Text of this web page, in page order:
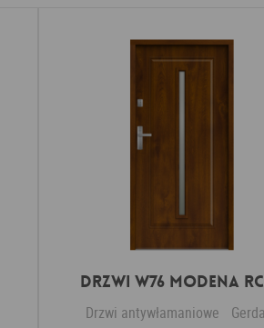
DRZWI W76 MODENA
Drzwi antywłamaniowe Gerda